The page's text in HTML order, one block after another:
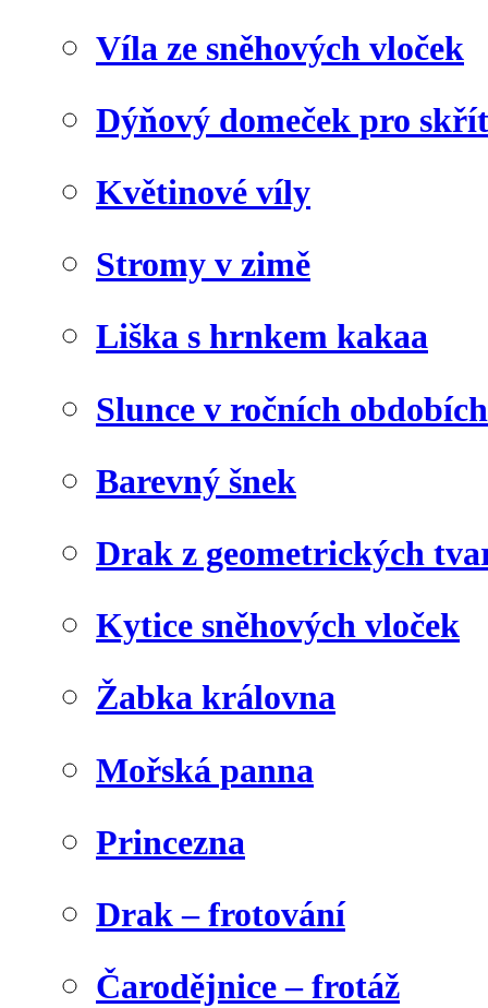
Víla ze sněhových vloček
Dýňový domeček pro
Květinové víly
Stromy v zimě
Liška s hrnkem kakaa
Slunce v ročních obdobích
Barevný šnek
Drak z geometrických
Kytice sněhových vloček
Žabka královna
Mořská panna
Princezna
Drak – frotování
Čarodějnice – frotáž